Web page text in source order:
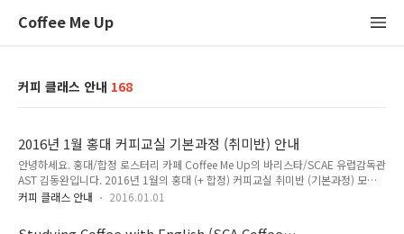
Coffee Me Up
커피 클래스 안내 168
2016년 1월 홍대 커피교실 기본과정 (취미반) 안내
안녕하세요. 홍대/합정 로스터리 카페 Coffee Me Up의 바리스타/SCAE 유럽감독관
AST 김동완입니다. 2016년 1월의 홍대 (+ 합정) 커피교실 취미반 (기본과정) 모집
공지입니다.남아있는 날짜 보시고, 신청하시고 싶은 요일과 날짜를 선택하여 메일 주
요반은 오전11시, 월요반은 저녁8시)혹시나 한 주 정도 휴가 등으로 빠져야 하면 다
커피 클래스 안내 2016.01.01